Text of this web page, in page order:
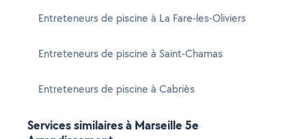
Entreteneurs de piscine à La Fare-les-Oliviers
Entreteneurs de piscine à Saint-Chamas
Entreteneurs de piscine à Cabriès
Services similaires à Marseille 5e